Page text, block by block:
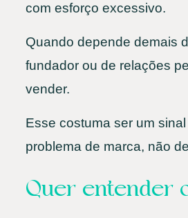
com esforço excessivo.
Quando depende demais
fundador ou de relações
vender.
Esse costuma ser um
problema de marca, não
Quer entender